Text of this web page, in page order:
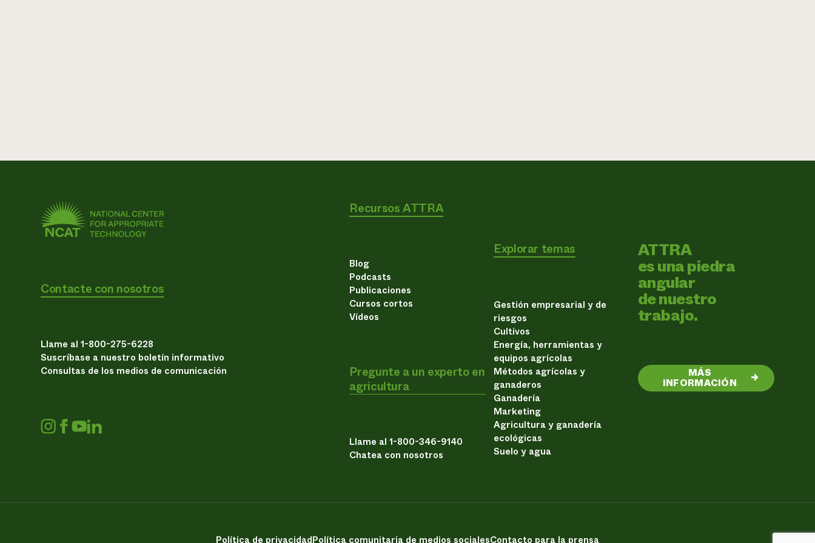
Contacte con nosotros
Llame al 1-800-275-6228
Suscríbase a nuestro boletín informativo
Consultas de los medios de comunicación
Recursos ATTRA
Blog
Podcasts
Publicaciones
Cursos cortos
Vídeos
Pregunte a un experto en
agricultura
Llame al 1-800-346-9140
Chatea con nosotros
Explorar temas
Gestión empresarial y de
riesgos
Cultivos
Energía, herramientas y
equipos agrícolas
Métodos agrícolas y
ganaderos
Ganadería
Marketing
Agricultura y ganadería
ecológicas
Suelo y agua
ATTRA
es una piedra
angular
de nuestro
trabajo.
MÁS
INFORMACIÓN →
Política de privacidadPolítica comunitaria de medios socialesContacto para la prensa